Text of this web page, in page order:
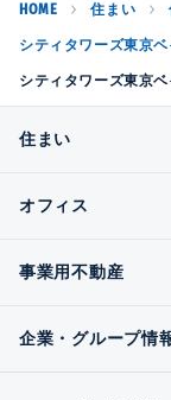
HOME 住まい
シティタワーズ東京ベ
シティタワーズ東京
住まい
オフィス
事業用不動産
企業・グループ情